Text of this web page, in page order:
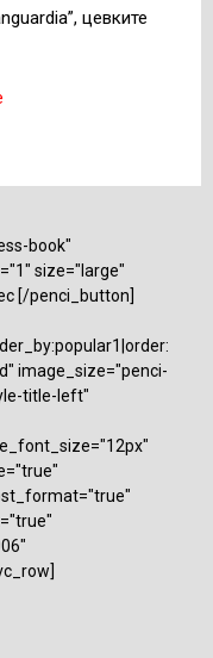
цевките
book"
size="large"
[/penci_button]
image_size="penci-
title-left"